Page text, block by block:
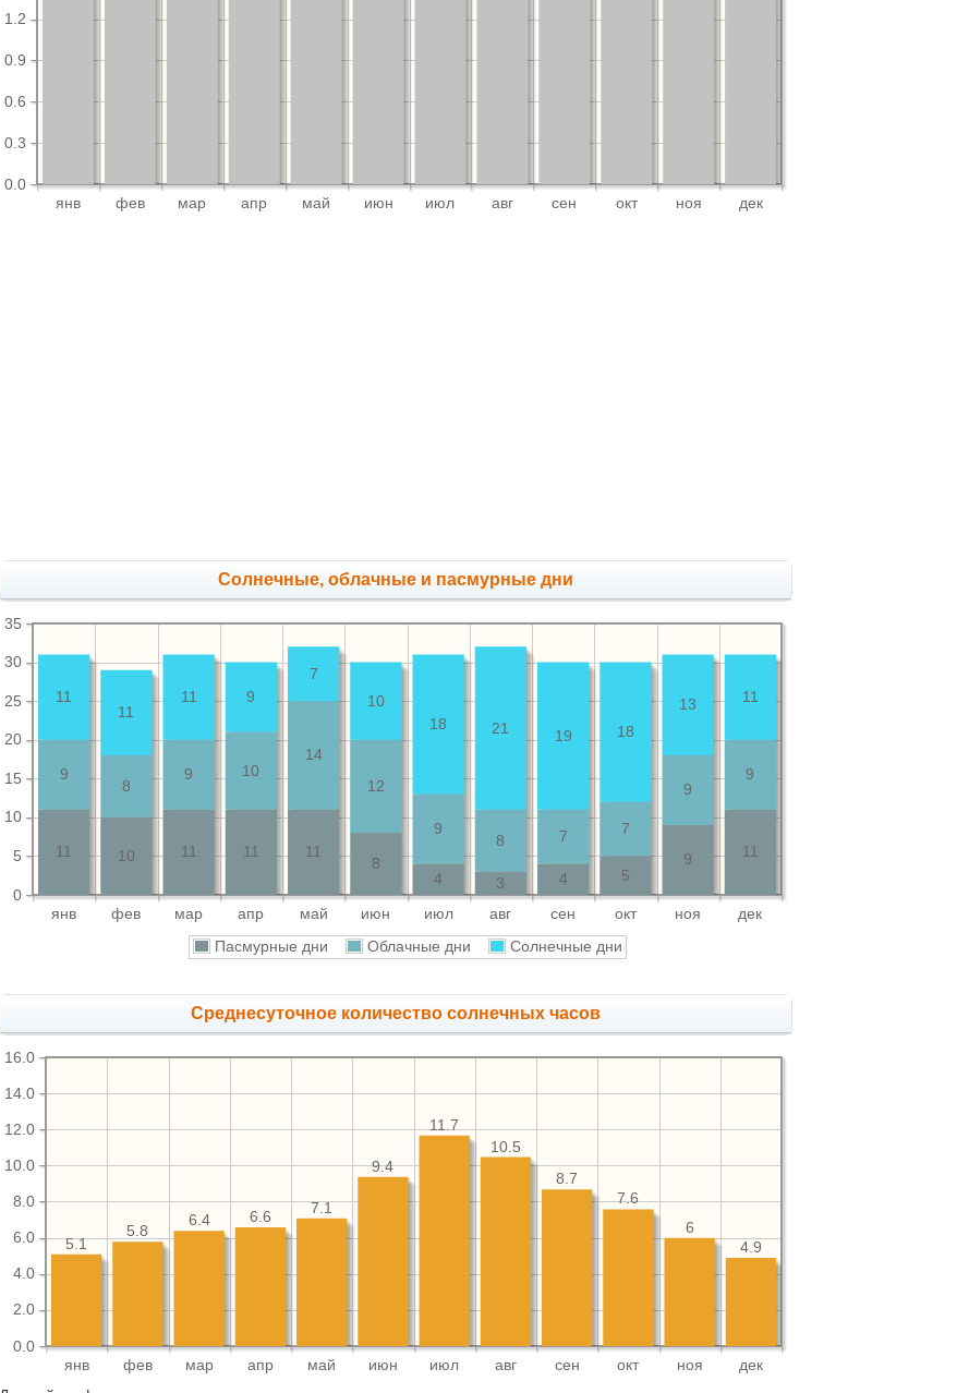
янв фев мар апр май июн июл авг сен окт ноя дек
0.0
0.3
0.6
0.9
1.2
Cолнечные, облачные и пасмурные дни
янв фев мар апр май июн июл авг сен окт ноя дек
0
5
10
15
20
25
30
35
11
9
5
4
3
4
8
11
11
11
10
11
9
9
7
7
8
9
12
14
10
9
8
9
11
13
18
19
21
18
10
7
9
11
11
11
Пасмурные дни Облачные дни Солнечные дни
Среднесуточное количество солнечных часов
янв фев мар апр май июн июл авг сен окт ноя дек
0.0
2.0
4.0
6.0
8.0
10.0
12.0
14.0
16.0
4.9
6
7.6
8.7
10.5
11.7
9.4
7.1
6.6
6.4
5.8
5.1